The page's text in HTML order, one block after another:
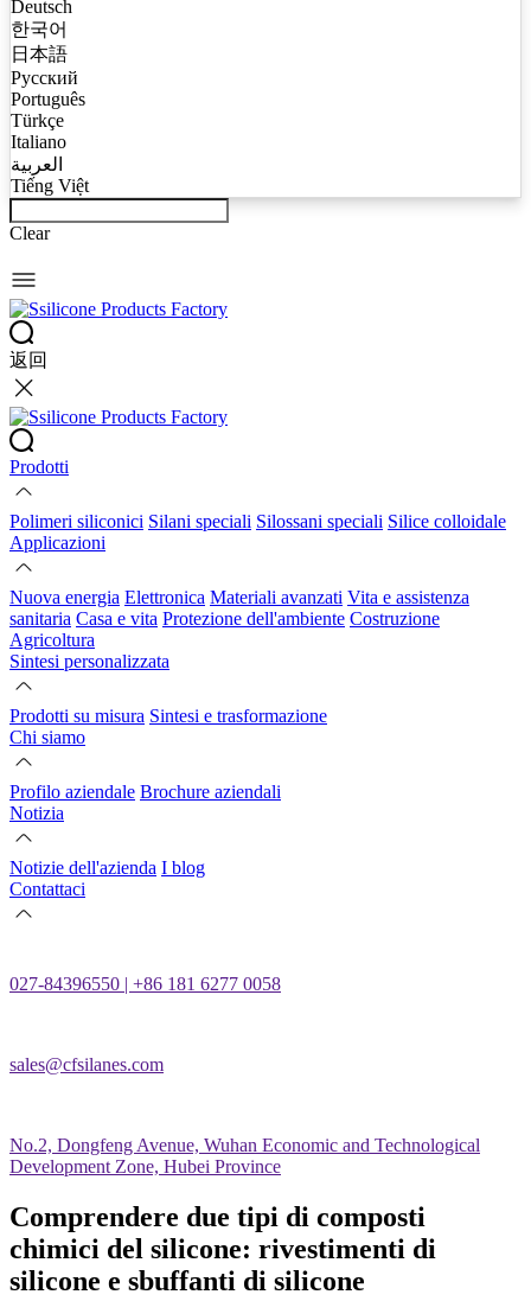
Deutsch
한국어
日本語
Русский
Português
Türkçe
Italiano
العربية
Tiếng Việt
Clear
返回
Prodotti
Polimeri siliconici Silani speciali Silossani speciali Silice colloidale
Applicazioni
Nuova energia Elettronica Materiali avanzati Vita e assistenza
sanitaria Casa e vita Protezione dell'ambiente Costruzione
Agricoltura
Sintesi personalizzata
Prodotti su misura Sintesi e trasformazione
Chi siamo
Profilo aziendale Brochure aziendali
Notizia
Notizie dell'azienda I blog
Contattaci
027-84396550 | +86 181 6277 0058
sales@cfsilanes.com
No.2, Dongfeng Avenue, Wuhan Economic and Technological
Development Zone, Hubei Province
Comprendere due tipi di composti
chimici del silicone: rivestimenti di
silicone e sbuffanti di silicone